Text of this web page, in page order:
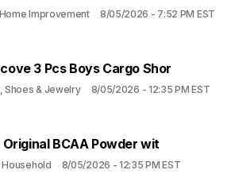
Improvement 8/05/2026 - 7:52 PM EST
3 Pcs Boys Cargo Shor
Shoes & Jewelry 8/05/2026 - 12:35 PM EST
BCAA Powder wit
Household 8/05/2026 - 12:35 PM EST